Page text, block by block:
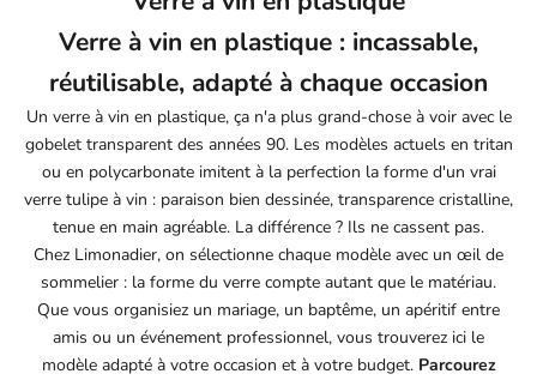
Verre à vin en plastique : incassable,
réutilisable, adapté à chaque occasion
Un verre à vin en plastique, ça n'a plus grand-chose à voir avec le
gobelet transparent des années 90. Les modèles actuels en tritan
ou en polycarbonate imitent à la perfection la forme d'un vrai
verre tulipe à vin : paraison bien dessinée, transparence cristalline,
tenue en main agréable. La différence ? Ils ne cassent pas.
Chez Limonadier, on sélectionne chaque modèle avec un œil de
sommelier : la forme du verre compte autant que le matériau.
Que vous organisiez un mariage, un baptême, un apéritif entre
amis ou un événement professionnel, vous trouverez ici le
modèle adapté à votre occasion et à votre budget. Parcourez